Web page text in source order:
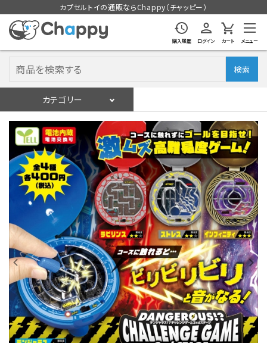
カプセルトイの通販ならChappy（チャッピー）
購入履歴 ログイン カート メニュー
検索
カテゴリー
ログイン 会員登録
入荷スケジュールをチェック
カプセルトイマシン本体
カプセルトイ
販促用空カプセル
レンタル
景品・玩具・文具